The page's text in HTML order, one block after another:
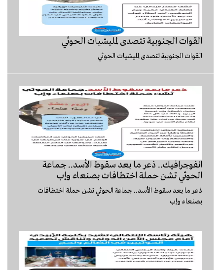
القوات الجنوبية تتصدى لمليشيات الحوثي
القوات الجنوبية تتصدى لمليشيات الحوثي
انفوجرافيك.. ‏ذعر ما بعد سقوط الأسد.. جماعة
الحوثي تشن حملة اختطافات بصنعاء وإب
‏ذعر ما بعد سقوط الأسد.. جماعة الحوثي تشن حملة اختطافات
بصنعاء وإب